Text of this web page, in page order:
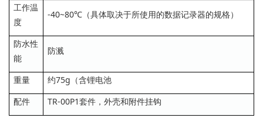
工作温
度
-40~80℃（具体取决于所使用的数据记录器的规格）
防水性
能
防溅
重量
约75g（含锂电池
配件
TR-00P1套件，外壳和附件挂钩